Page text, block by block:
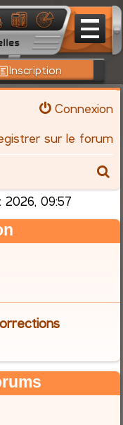
Inscription
Connexion
sur le forum
h
09:57